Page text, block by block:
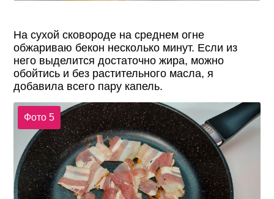
На сухой сковороде на среднем огне
обжариваю бекон несколько минут. Если из
него выделится достаточно жира, можно
обойтись и без растительного масла, я
добавила всего пару капель.
Фото 5